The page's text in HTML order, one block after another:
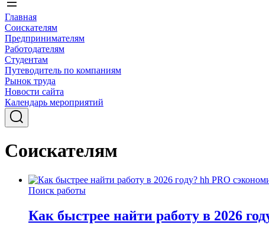
Главная
Соискателям
Предпринимателям
Работодателям
Студентам
Путеводитель по компаниям
Рынок труда
Новости сайта
Календарь мероприятий
Соискателям
Поиск работы
Как быстрее найти работу в 2026